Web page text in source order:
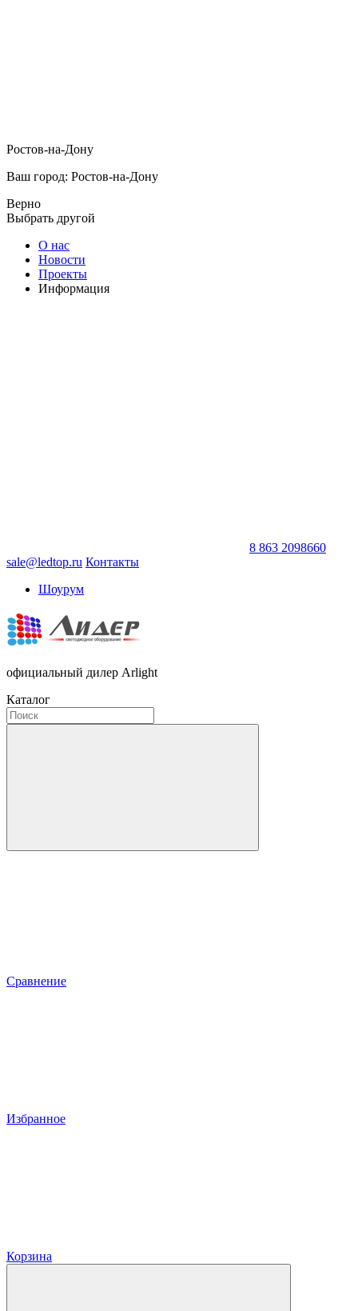
Ростов-на-Дону
Ваш город: Ростов-на-Дону
Верно
Выбрать другой
О нас
Новости
Проекты
Информация
8 863 2098660
sale@ledtop.ru Контакты
Шоурум
официальный дилер Arlight
Каталог
Сравнение
Избранное
Корзина